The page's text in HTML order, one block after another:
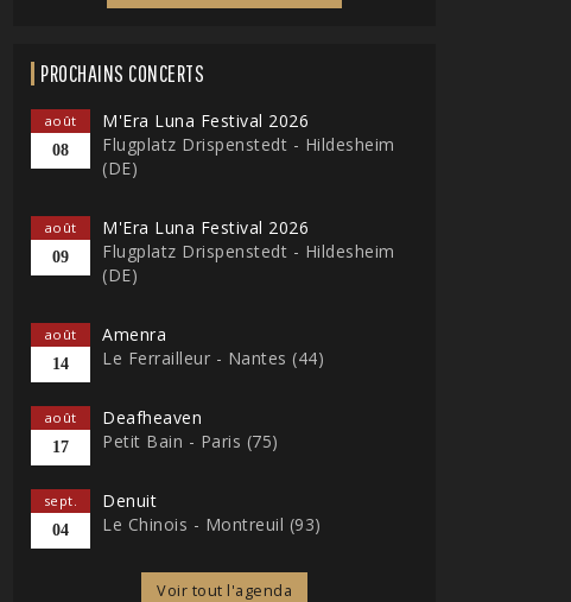
PROCHAINS CONCERTS
août
08
M'Era Luna Festival 2026
Flugplatz Drispenstedt - Hildesheim
(DE)
août
09
M'Era Luna Festival 2026
Flugplatz Drispenstedt - Hildesheim
(DE)
août
14
Amenra
Le Ferrailleur - Nantes (44)
août
17
Deafheaven
Petit Bain - Paris (75)
sept.
04
Denuit
Le Chinois - Montreuil (93)
Voir tout l'agenda